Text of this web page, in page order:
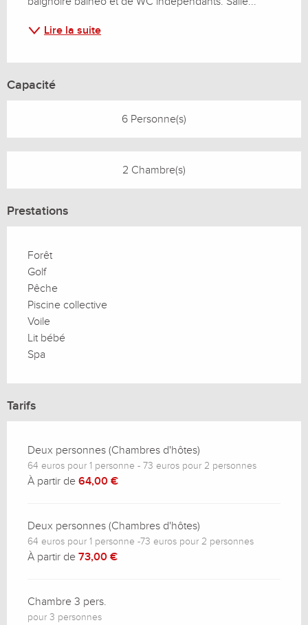
Lire la suite
Capacité
6 Personne(s)
2 Chambre(s)
Prestations
Forêt
Golf
Pêche
Piscine collective
Voile
Lit bébé
Spa
Tarifs
Deux personnes (Chambres d'hôtes)
64 euros pour 1 personne - 73 euros pour 2 personnes
À partir de 64,00 €
Deux personnes (Chambres d'hôtes)
64 euros pour 1 personne -73 euros pour 2 personnes
À partir de 73,00 €
Chambre 3 pers.
pour 3 personnes